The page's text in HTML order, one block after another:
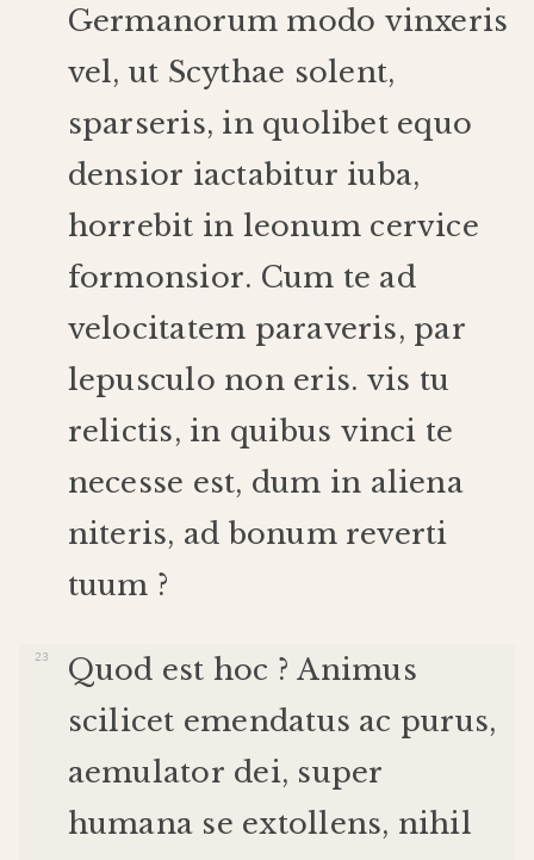
Germanorum modo vinxeris
vel, ut Scythae solent,
sparseris, in quolibet equo
densior iactabitur iuba,
horrebit in leonum cervice
formonsior. Cum te ad
velocitatem paraveris, par
lepusculo non eris. vis tu
relictis, in quibus vinci te
necesse est, dum in aliena
niteris, ad bonum reverti
tuum ?
Quod est hoc ?Animus
scilicet emendatus ac purus,
aemulator dei, super
humana se extollens, nihil